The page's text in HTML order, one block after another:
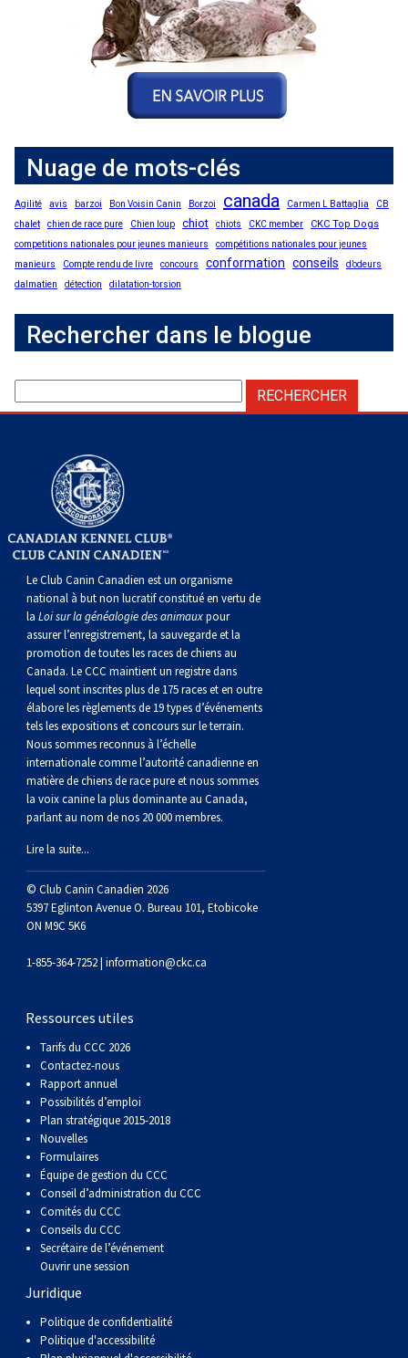
Nuage de mots-clés
Agilité avis barzoi Bon Voisin Canin Borzoi canada Carmen L Battaglia
CB
chalet
chien de race pure Chien loup chiot chiots CKC member CKC Top Dogs
competitions nationales pour jeunes manieurs
compétitions nationales pour jeunes
manieurs
Compte rendu de livre concours conformation conseils
d’odeurs
dalmatien
détection dilatation-torsion
Rechercher dans le blogue
Le Club Canin Canadien est un organisme
national à but non lucratif constitué en vertu de
la Loi sur la généalogie des animauxpour
assurer l’enregistrement, la sauvegarde et la
promotion de toutes les races de chiens au
Canada. Le CCC maintient un registre dans
lequel sont inscrites plus de 175 races et en outre
élabore les règlements de 19 types d’événements
tels les expositions et concours sur le terrain.
Nous sommes reconnus à l’échelle
internationale comme l’autorité canadienne en
matière de chiens de race pure et nous sommes
la voix canine la plus dominante au Canada,
parlant au nom de nos 20 000 membres.
Lire la suite...
© Club Canin Canadien 2026
5397 Eglinton Avenue O. Bureau 101, Etobicoke
ON M9C 5K6
1-855-364-7252 | information@ckc.ca
Ressources utiles
Tarifs du CCC 2026
Contactez-nous
Rapport annuel
Possibilités d’emploi
Plan stratégique 2015-2018
Nouvelles
Formulaires
Équipe de gestion du CCC
Conseil d’administration du CCC
Comités du CCC
Conseils du CCC
Secrétaire de l’événement
Ouvrir une session
Juridique
Politique de confidentialité
Politique d'accessibilité